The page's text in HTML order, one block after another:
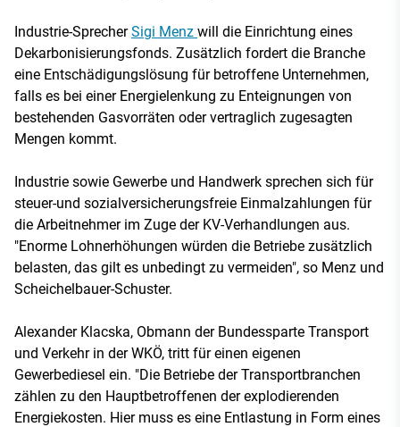
Industrie-SprecherSigi Menz will die Einrichtung eines
Dekarbonisierungsfonds. Zusätzlich fordert die Branche
eine Entschädigungslösung für betroffene Unternehmen,
falls es bei einer Energielenkung zu Enteignungen von
bestehenden Gasvorräten oder vertraglich zugesagten
Mengen kommt.
Industrie sowie Gewerbe und Handwerk sprechen sich für
steuer-und sozialversicherungsfreie Einmalzahlungen für
die Arbeitnehmer im Zuge der KV-Verhandlungen aus.
"Enorme Lohnerhöhungen würden die Betriebe zusätzlich
belasten, das gilt es unbedingt zu vermeiden", so Menz und
Scheichelbauer-Schuster.
Alexander Klacska, Obmann der Bundessparte Transport
und Verkehr in der WKÖ, tritt für einen eigenen
Gewerbediesel ein. "Die Betriebe der Transportbranchen
zählen zu den Hauptbetroffenen der explodierenden
Energiekosten. Hier muss es eine Entlastung in Form eines